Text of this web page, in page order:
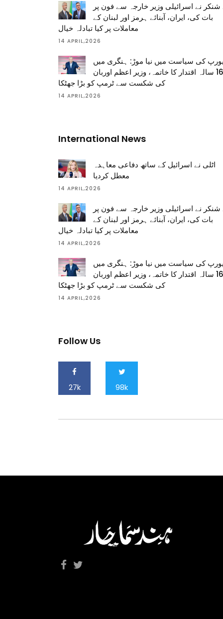
نے اسرائیلی وزیر خارجہ سے فون پر
بات کی، ایران، آبنائے ہرمز اور لبنان کے
معاملات پر کیا تبادلہ خیال
14 APRIL,2026
کی سیاست میں نیا موڑ: ہنگری میں
16 سالہ اقتدار کا خاتمہ، وزیر اعظم اوربان
کی شکست سے ٹرمپ کو بڑا جھٹکا
14 APRIL,2026
International News
اٹلی نے اسرائیل کے ساتھ دفاعی معاہدہ
معطل کردیا
14 APRIL,2026
نے اسرائیلی وزیر خارجہ سے فون پر
بات کی، ایران، آبنائے ہرمز اور لبنان کے
معاملات پر کیا تبادلہ خیال
14 APRIL,2026
کی سیاست میں نیا موڑ: ہنگری میں
16 سالہ اقتدار کا خاتمہ، وزیر اعظم اوربان
کی شکست سے ٹرمپ کو بڑا جھٹکا
14 APRIL,2026
Follow Us
27k 98k